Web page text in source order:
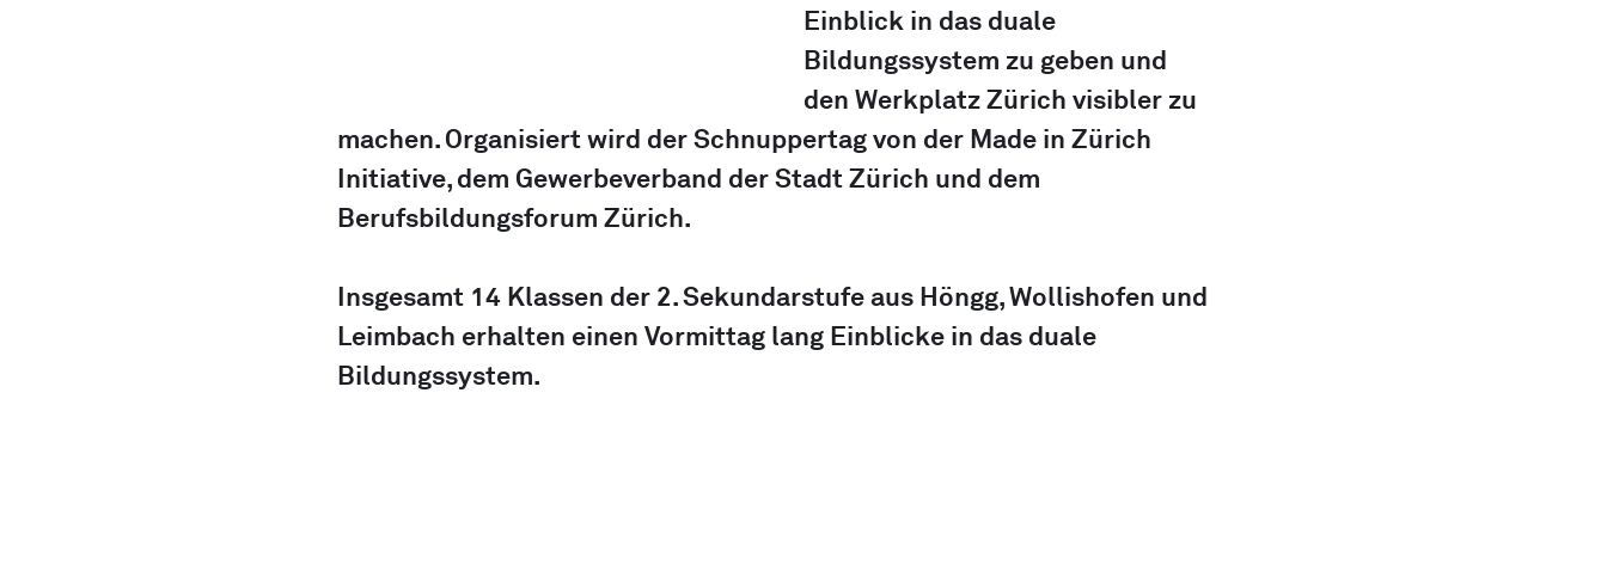
Einblick in das duale
Bildungssystem zu geben und
den Werkplatz Zürich visibler zu
machen. Organisiert wird der Schnuppertag von der Made in Zürich
Initiative, dem Gewerbeverband der Stadt Zürich und dem
Berufsbildungsforum Zürich.
Insgesamt 14 Klassen der 2. Sekundarstufe aus Höngg, Wollishofen und
Leimbach erhalten einen Vormittag lang Einblicke in das duale
Bildungssystem.